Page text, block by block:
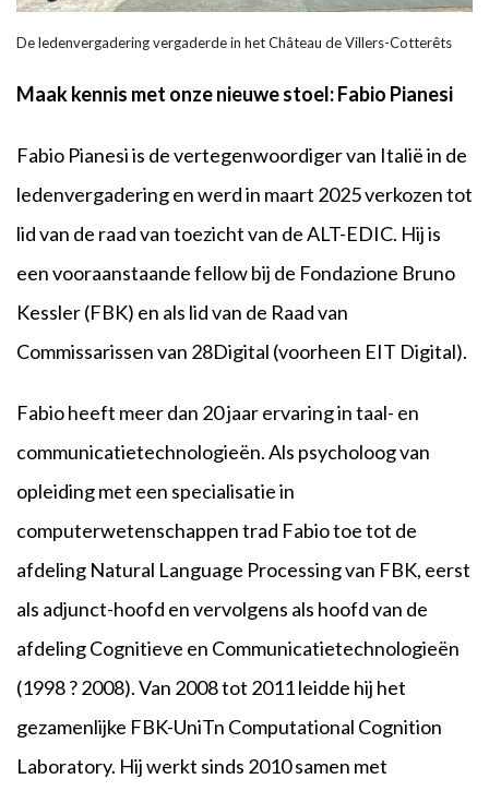
De ledenvergadering vergaderde in het Château de Villers-Cotterêts
Maak kennis met onze nieuwe stoel: Fabio Pianesi
Fabio Pianesi is de vertegenwoordiger van Italië in de
ledenvergadering en werd in maart 2025 verkozen tot
lid van de raad van toezicht van de ALT-EDIC. Hij is
een vooraanstaande fellow bij de Fondazione Bruno
Kessler (FBK) en als lid van de Raad van
Commissarissen van 28Digital (voorheen EIT Digital).
Fabio heeft meer dan 20 jaar ervaring in taal- en
communicatietechnologieën. Als psycholoog van
opleiding met een specialisatie in
computerwetenschappen trad Fabio toe tot de
afdeling Natural Language Processing van FBK, eerst
als adjunct-hoofd en vervolgens als hoofd van de
afdeling Cognitieve en Communicatietechnologieën
(1998 ? 2008). Van 2008 tot 2011 leidde hij het
gezamenlijke FBK-UniTn Computational Cognition
Laboratory. Hij werkt sinds 2010 samen met